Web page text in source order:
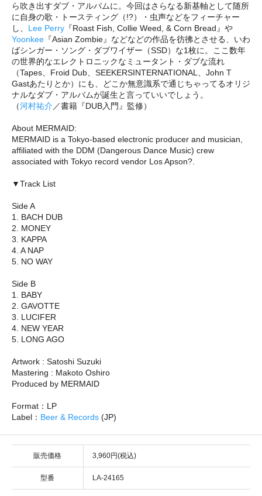
ら吹き出すダブ・アルバムに。今回はさらなる新基軸として随所
に自身の歌・トースティング（!?）・虫声などをフィーチャー
し、 Lee Perry 『Roast Fish, Collie Weed, & Corn Bread』や
Yoonkee 『Asian Zombie』などなどの作品を彷彿とさせる、いわ
ばシンガー・ソング・ダブワイザー（SSD）な1枚に。ここ数年
の世界的なエレクトロニックなミュータント・ダブな流れ
（Tapes、Froid Dub、SEEKERSINTERNATIONAL、John T
Gastあたりとか）にも、どこか無意識系で通じちゃってるオリジ
ナルなダブ・アルバムが誕生と言っていいでしょう。
（河村祐介 ／書籍『DUB入門』監修）
About MERMAID:
MERMAID is a Tokyo-based electronic producer and musician,
affiliated with the DDM (Dangerous Dance Music) crew
associated with Tokyo record vendor Los Apson?.
▼Track List
Side A
1. BACH DUB
2. MONEY
3. KAPPA
4. A NAP
5. NO WAY
Side B
1. BABY
2. GAVOTTE
3. LUCIFER
4. NEW YEAR
5. LONG AGO
Artwork : Satoshi Suzuki
Mastering : Makoto Oshiro
Produced by MERMAID
Format：LP
Label： Beer & Records (JP)
販売価格 3,960円(税込)
型番 LA-24165